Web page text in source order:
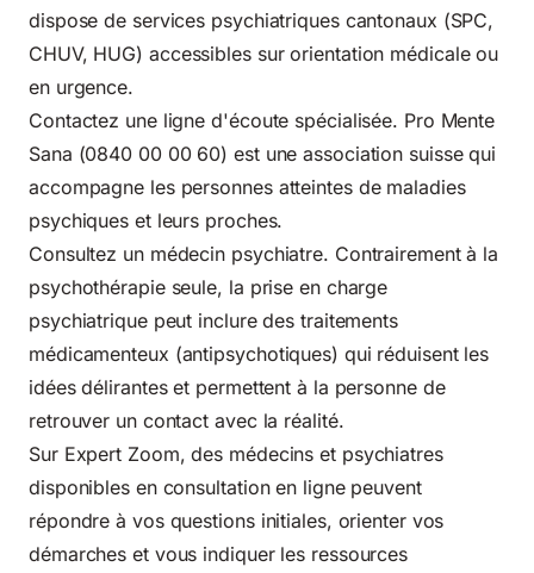
dispose de services psychiatriques cantonaux (SPC,
CHUV, HUG) accessibles sur orientation médicale ou
en urgence.
Contactez une ligne d'écoute spécialisée. Pro Mente
Sana (0840 00 00 60) est une association suisse qui
accompagne les personnes atteintes de maladies
psychiques et leurs proches.
Consultez un médecin psychiatre. Contrairement à la
psychothérapie seule, la prise en charge
psychiatrique peut inclure des traitements
médicamenteux (antipsychotiques) qui réduisent les
idées délirantes et permettent à la personne de
retrouver un contact avec la réalité.
Sur Expert Zoom, des médecins et psychiatres
disponibles en consultation en lignepeuvent
répondre à vos questions initiales, orienter vos
démarches et vous indiquer les ressources